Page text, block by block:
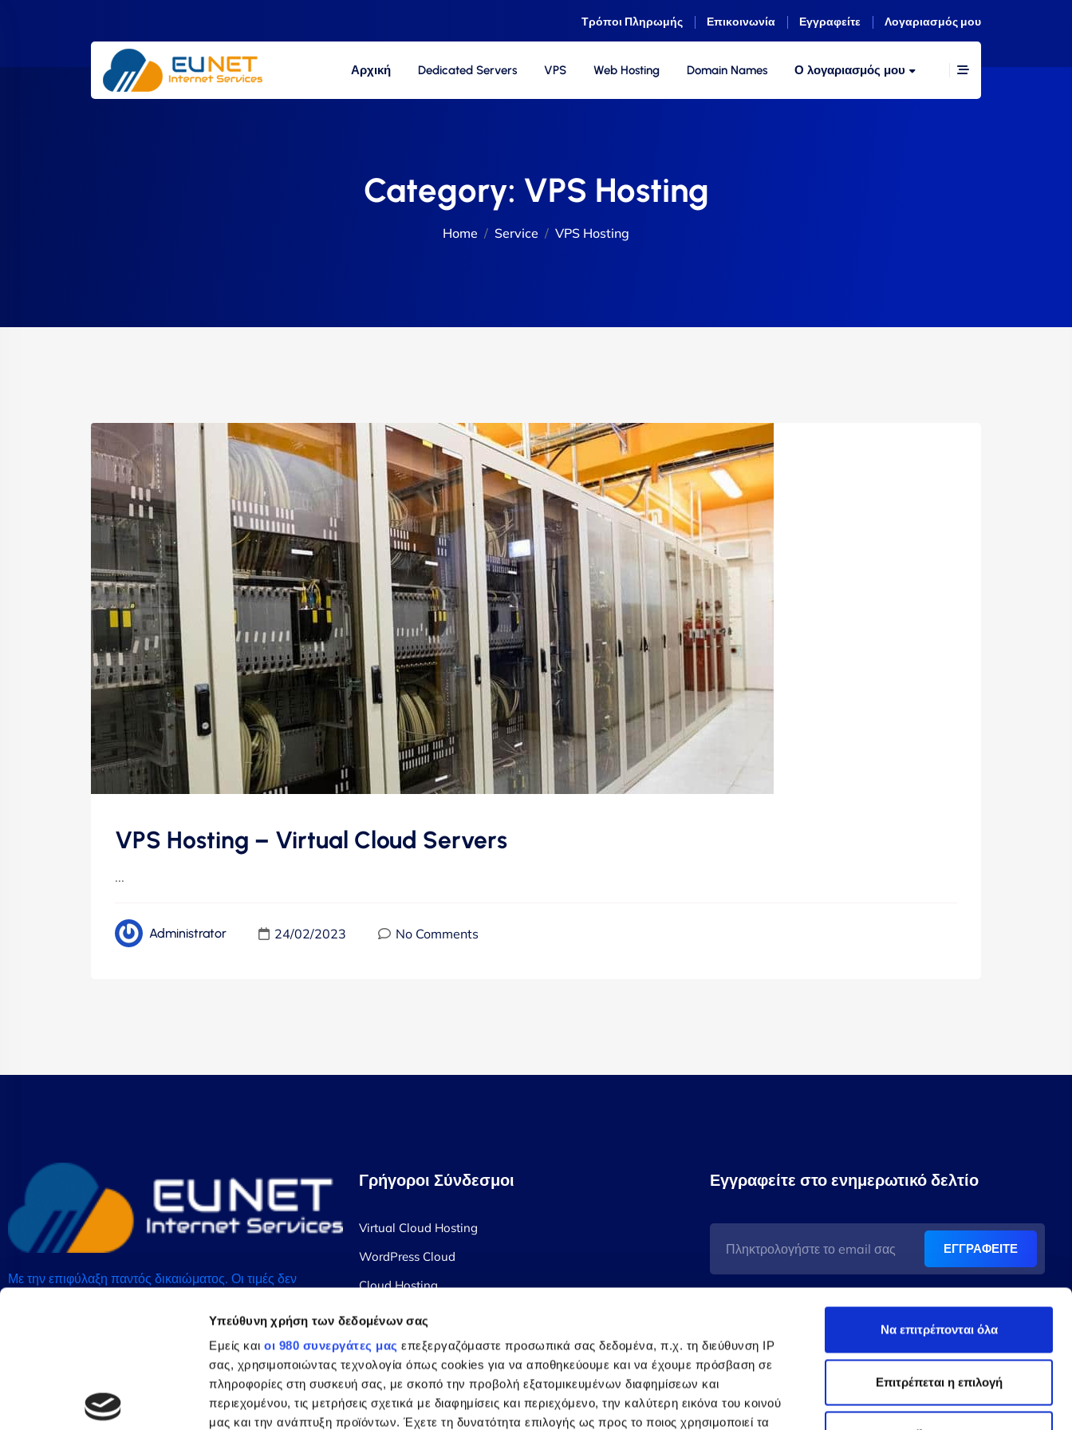
Υπεύθυνη χρήση των δεδομένων σας
Εμείς καιοι 980 συνεργάτες μας επεξεργαζόμαστε προσωπικά σας δεδομένα, π.χ. τη διεύθυνση IP
σας, χρησιμοποιώντας τεχνολογία όπως cookies για να αποθηκεύουμε και να έχουμε πρόσβαση σε
πληροφορίες στη συσκευή σας, με σκοπό την προβολή εξατομικευμένων διαφημίσεων και
περιεχομένου, τις μετρήσεις σχετικά με διαφημίσεις και περιεχόμενο, την καλύτερη εικόνα του κοινού
μας και την ανάπτυξη προϊόντων. Έχετε τη δυνατότητα επιλογής ως προς το ποιος χρησιμοποιεί τα
Να επιτρέπονται όλα
Επιτρέπεται η επιλογή
Τρόποι Πληρωμής Επικοινωνία Εγγραφείτε Λογαριασμός μου
Αρχική Dedicated Servers VPS Web Hosting Domain Names Ο λογαριασμός μου
Category: VPS Hosting
Home Service VPS Hosting
VPS Hosting – Virtual Cloud Servers
...
Administrator 24/02/2023 No Comments
Με την επιφύλαξη παντός δικαιώματος. Οι τιμές δεν
στις ΗΠΑ. Κάντε κλικ εδώ για Sitemap
Γρήγοροι Σύνδεσμοι
Virtual Cloud Hosting
WordPress Cloud
Cloud Hosting
Σχετικά με την Εταιρεία μας
Εγγραφείτε στο ενημερωτικό δελτίο
ΕΓΓΡΑΦΕΙΤΕ